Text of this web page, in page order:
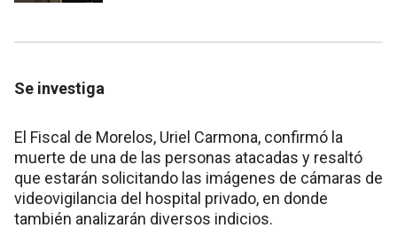
Se investiga
El Fiscal de Morelos, Uriel Carmona, confirmó la
muerte de una de las personas atacadas y resaltó
que estarán solicitando las imágenes de cámaras de
videovigilancia del hospital privado, en donde
también analizarán diversos indicios.